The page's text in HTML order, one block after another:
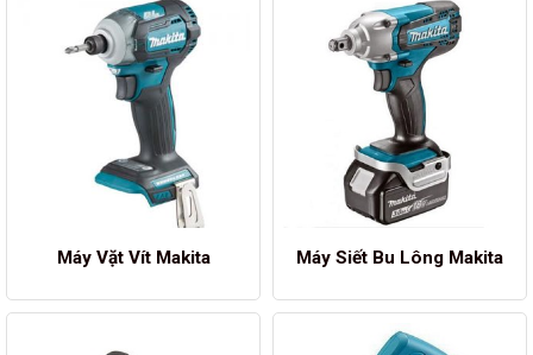
Máy Vặt Vít Makita Máy Siết Bu Lông Makita